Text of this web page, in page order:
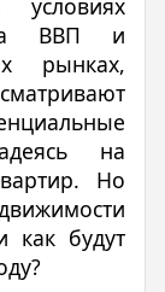
условиях
ВВП и
рынках,
на
Но
как будут